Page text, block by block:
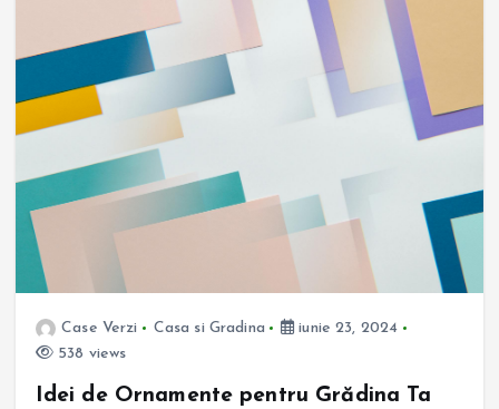
Case Verzi Casa si Gradina
iunie 23, 2024
538 views
Idei de Ornamente pentru Grădina Ta